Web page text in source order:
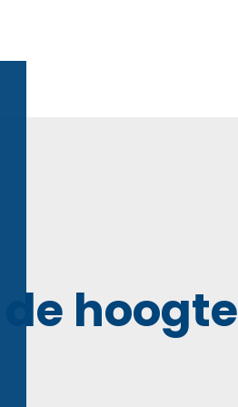
hoogte